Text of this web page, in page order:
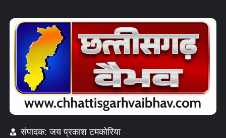
संपादक: जय प्रकाश टमकोरिया